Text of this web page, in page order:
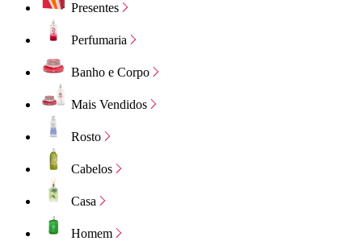
Presentes
Perfumaria
Banho e Corpo
Mais Vendidos
Rosto
Cabelos
Casa
Homem